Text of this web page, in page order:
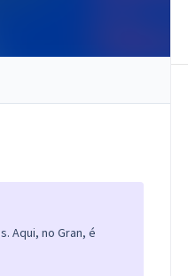
Aqui, no Gran, é